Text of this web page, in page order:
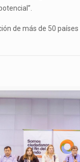
de más de 50